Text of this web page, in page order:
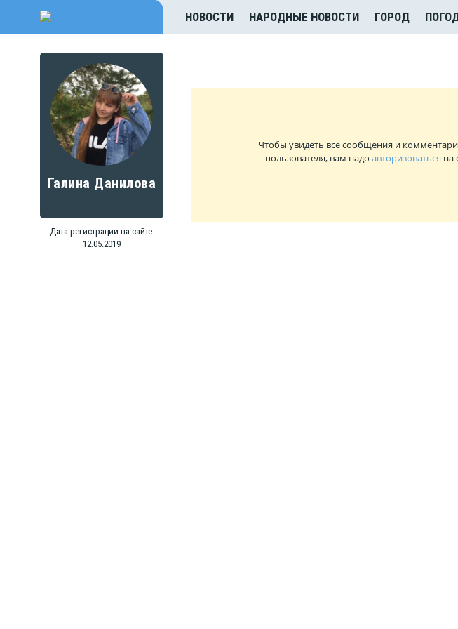
НОВОСТИ НАРОДНЫЕ НОВОСТИ ГОРОД
Галина Данилова
Дата регистрации на сайте:
12.05.2019
Чтобы увидеть все сообщения и
пользователя, вам надо авторизоваться на